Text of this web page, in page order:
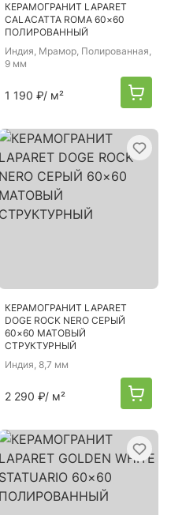
КЕРАМОГРАНИТ LAPARET
CALACATTA ROMA 60×60
ПОЛИРОВАННЫЙ
Индия, Мрамор, Полированная,
9 мм
1 190 ₽/ м²
КЕРАМОГРАНИТ LAPARET
DOGE ROCK NERO СЕРЫЙ
60×60 МАТОВЫЙ
СТРУКТУРНЫЙ
Индия, 8,7 мм
2 290 ₽/ м²